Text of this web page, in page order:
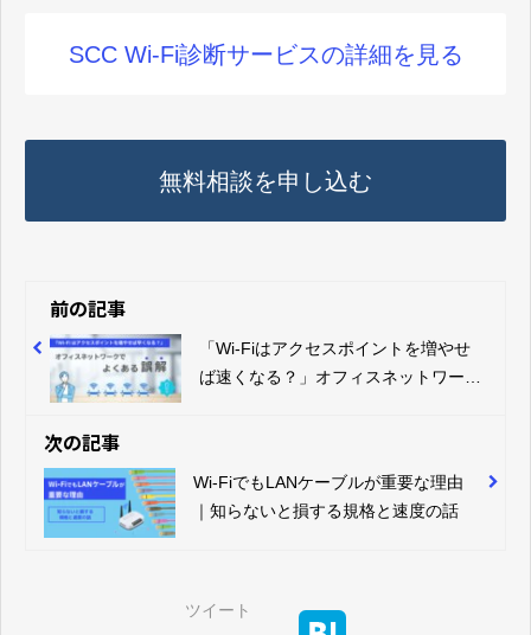
SCC Wi-Fi診断サービスの詳細を見る
無料相談を申し込む
前の記事
「Wi-Fiはアクセスポイントを増やせ
ば速くなる？」オフィスネットワーク
次の記事
Wi-FiでもLANケーブルが重要な理由
｜知らないと損する規格と速度の話
ツイート